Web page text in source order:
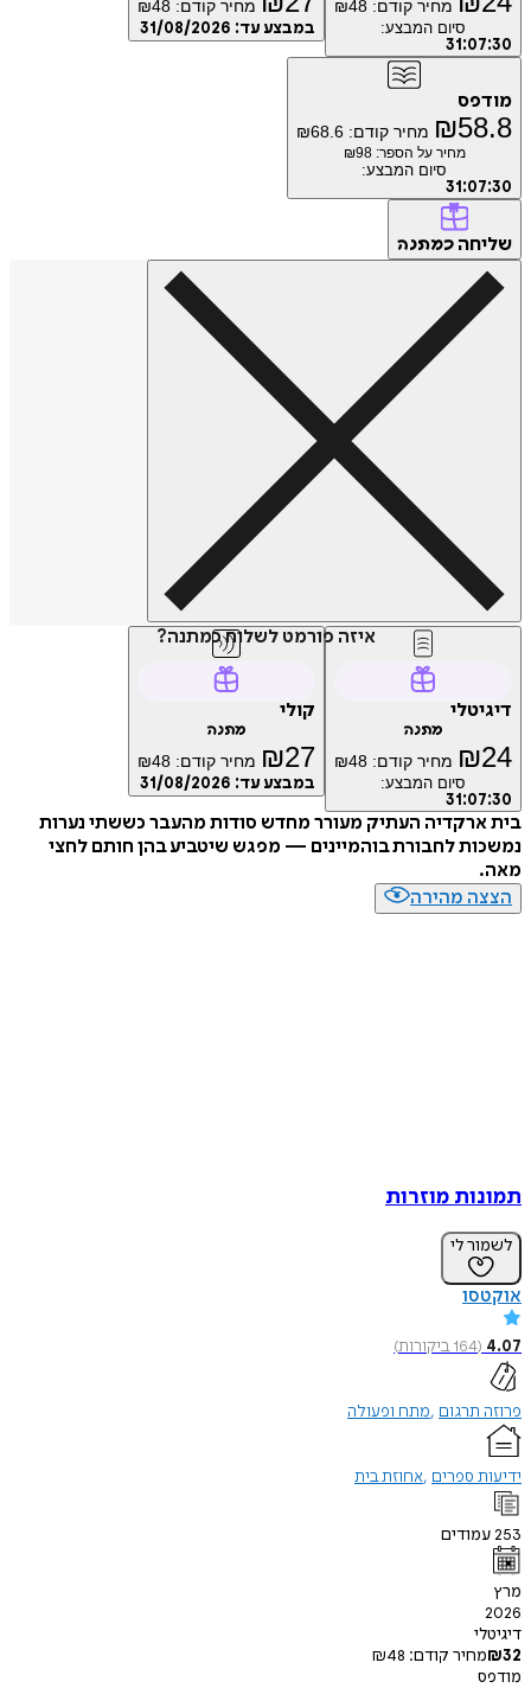
מחיר קודם: ₪48
סיום המבצע:
31
מחיר קודם: ₪48
במבצע עד:31/08/2026
₪ מחיר קודם: ₪68.6
מחיר על הספר: ₪98
סיום המבצע:
31
כמתנה
איזה פורמט לשלוח כמתנה?
₪ מחיר קודם: ₪48
סיום המבצע:
31
₪ 27 מחיר קודם: ₪48
במבצע עד:31/08/2026
העתיק מעורר מחדש סודות מהעבר כששתי נערות
לחבורת בוהמיינים — מפגש שיטביע בהן חותם לחצי
מהירה
מוזרות
לי
164 ביקורות)
תרגום מתח ופעולה
ספרים אחוזת בית
קודם:
₪48